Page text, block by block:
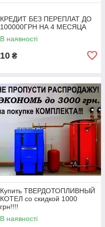
КРЕДИТ БЕЗ ПЕРЕПЛАТ ДО
100000ГРН НА 4 МЕСЯЦА
В наявності
10 ₴
Купить ТВЕРДОТОПЛИВНЫЙ
КОТЕЛ со скидкой 1000
грн!!!!
В наявності